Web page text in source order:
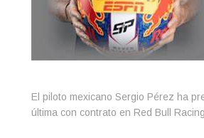
El piloto mexicano Sergio Pérez ha
última con contrato en Red Bull